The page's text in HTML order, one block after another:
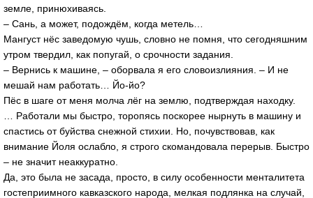
земле, принюхиваясь.
– Сань, а может, подождём, когда метель…
Мангуст нёс заведомую чушь, словно не помня, что сегодняшним
утром твердил, как попугай, о срочности задания.
– Вернись к машине, – оборвала я его словоизлияния. – И не
мешай нам работать… Йо-йо?
Пёс в шаге от меня молча лёг на землю, подтверждая находку.
… Работали мы быстро, торопясь поскорее нырнуть в машину и
спастись от буйства снежной стихии. Но, почувствовав, как
внимание Йоля ослабло, я строго скомандовала перерыв. Быстро
– не значит неаккуратно.
Да, это была не засада, просто, в силу особенности менталитета
гостеприимного кавказского народа, мелкая подлянка на случай,